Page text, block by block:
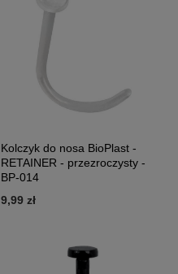
Kolczyk do nosa BioPlast -
RETAINER - przezroczysty -
BP-014
9,99 zł